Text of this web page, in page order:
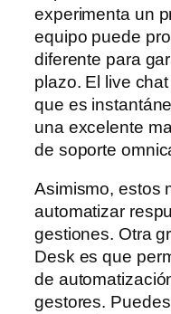
experimenta un
equipo puede
diferente para
plazo. El live
que es
una excelente
de soporte
Asimismo, estos
automatizar
gestiones. Otra
Desk es que
de
gestores.